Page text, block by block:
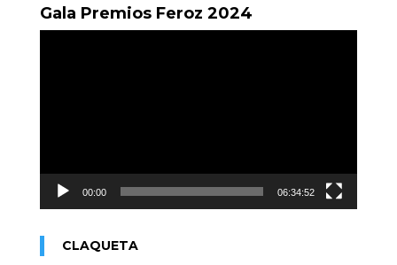
Gala Premios Feroz 2024
00:00 06:34:52
CLAQUETA